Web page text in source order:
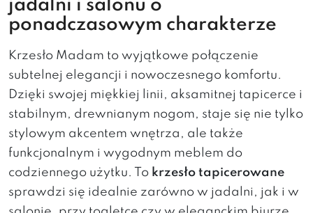
jadalni i salonu o
ponadczasowym charakterze
Krzesło Madam to wyjątkowe połączenie
subtelnej elegancji i nowoczesnego komfortu.
Dzięki swojej miękkiej linii, aksamitnej tapicerce i
stabilnym, drewnianym nogom, staje się nie tylko
stylowym akcentem wnętrza, ale także
funkcjonalnym i wygodnym meblem do
codziennego użytku. To krzesło tapicerowane
sprawdzi się idealnie zarówno w jadalni, jak i w